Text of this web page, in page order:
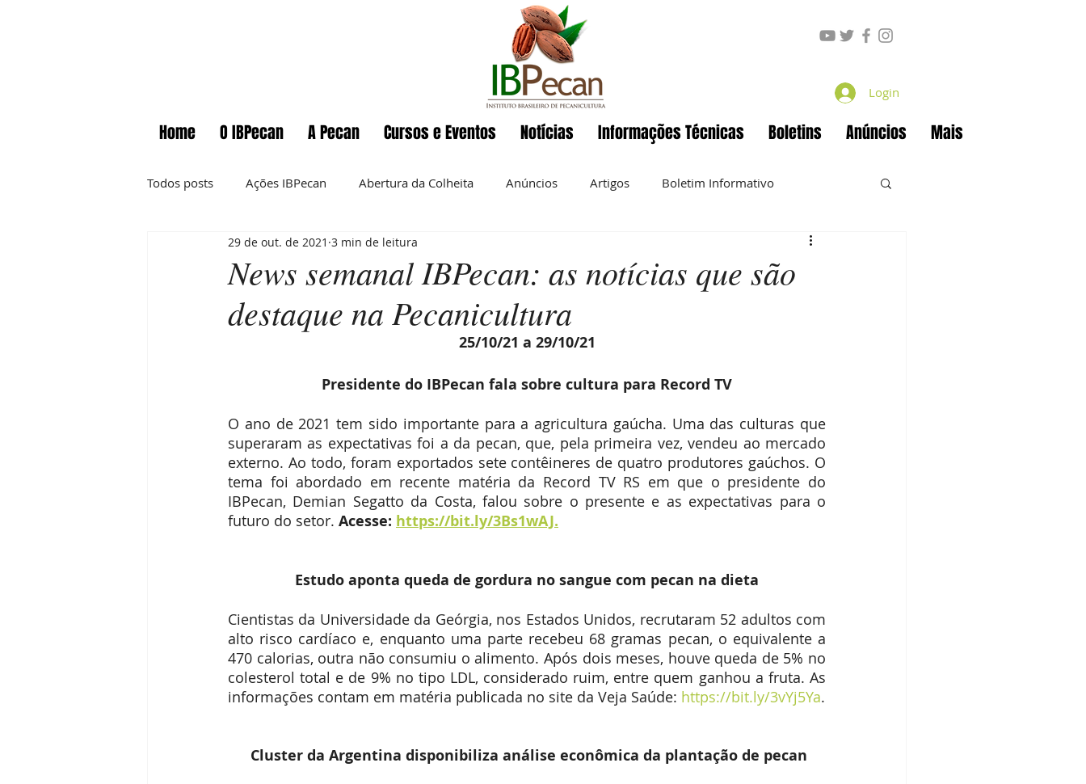
Login
Home O IBPecan A Pecan Cursos e Eventos Notícias Informações Técnicas Boletins Anúncios Mais
Todos posts Ações IBPecan Abertura da Colheita Anúncios Artigos Boletim Informativo
Comunicados Cursos Eventos
Informações técnicas News semanal Noz-pecan Notícias
Segredos da Pecan Expointer Festividades Publicações Associados IBPecan
Revista Brasil Pecan
News semanal IBPecan: as notícias que são
destaque na Pecanicultura
29 de out. de 2021 3 min de leitura
25/10/21 a 29/10/21
Presidente do IBPecan fala sobre cultura para Record TV
O ano de 2021 tem sido importante para a agricultura gaúcha. Uma das culturas que
superaram as expectativas foi a da pecan, que, pela primeira vez, vendeu ao mercado
externo. Ao todo, foram exportados sete contêineres de quatro produtores gaúchos. O
tema foi abordado em recente matéria da Record TV RS em que o presidente do
IBPecan, Demian Segatto da Costa, falou sobre o presente e as expectativas para o
futuro do setor. Acesse: https://bit.ly/3Bs1wAJ.
Estudo aponta queda de gordura no sangue com pecan na dieta
Cientistas da Universidade da Geórgia, nos Estados Unidos, recrutaram 52 adultos com
alto risco cardíaco e, enquanto uma parte recebeu 68 gramas pecan, o equivalente a
470 calorias, outra não consumiu o alimento. Após dois meses, houve queda de 5% no
colesterol total e de 9% no tipo LDL, considerado ruim, entre quem ganhou a fruta. As
informações contam em matéria publicada no site da Veja Saúde: https://bit.ly/3vYj5Ya.
Cluster da Argentina disponibiliza análise econômica da plantação de pecan